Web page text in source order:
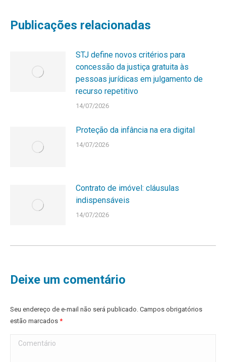
Publicações relacionadas
STJ define novos critérios para
concessão da justiça gratuita às
pessoas jurídicas em julgamento de
recurso repetitivo
14/07/2026
Proteção da infância na era digital
14/07/2026
Contrato de imóvel: cláusulas
indispensáveis
14/07/2026
Deixe um comentário
Seu endereço de e-mail não será publicado. Campos obrigatórios
estão marcados *
Comentário